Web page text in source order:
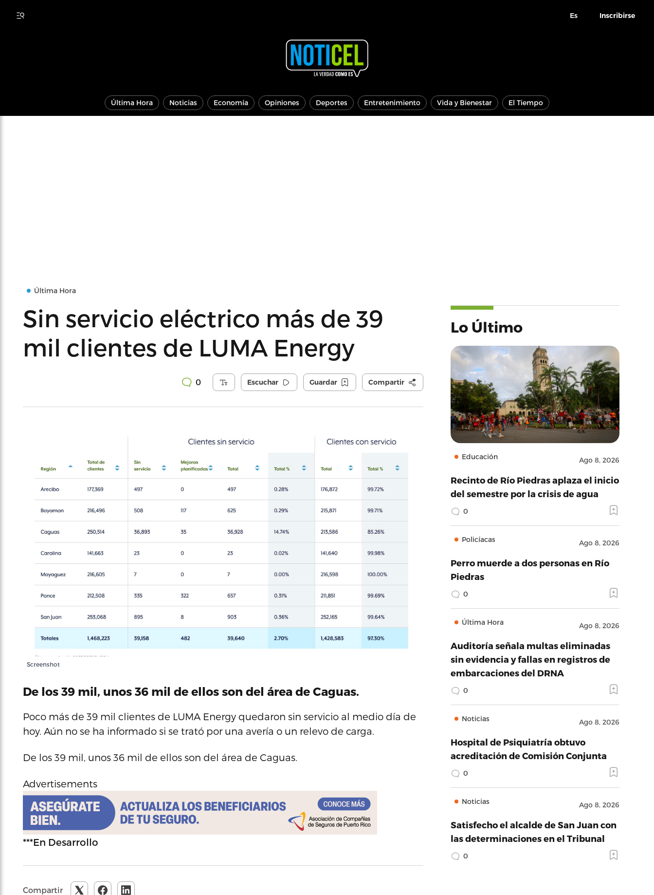
Es Inscribirse
Última Hora Noticias Economía Opiniones Deportes Entretenimiento Vida y Bienestar El Tiempo
Última Hora
Sin servicio eléctrico más de 39
mil clientes de LUMA Energy
0 Escuchar Guardar Compartir
Screenshot
De los 39 mil, unos 36 mil de ellos son del área de Caguas.
Poco más de 39 mil clientes de LUMA Energy quedaron sin servicio al medio día de
hoy. Aún no se ha informado si se trató por una avería o un relevo de carga.
De los 39 mil, unos 36 mil de ellos son del área de Caguas.
Advertisements
***En Desarrollo
Compartir
Lo Último
Educación Ago 8, 2026
Recinto de Río Piedras aplaza el inicio
del semestre por la crisis de agua
0
Policíacas Ago 8, 2026
Perro muerde a dos personas en Río
Piedras
0
Última Hora Ago 8, 2026
Auditoría señala multas eliminadas
sin evidencia y fallas en registros de
embarcaciones del DRNA
0
Noticias Ago 8, 2026
Hospital de Psiquiatría obtuvo
acreditación de Comisión Conjunta
0
Noticias Ago 8, 2026
Satisfecho el alcalde de San Juan con
las determinaciones en el Tribunal
0